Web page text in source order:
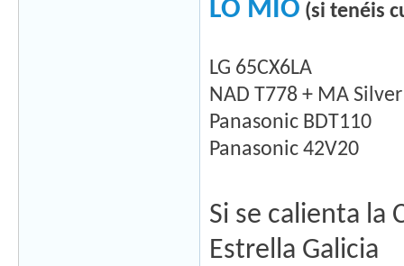
LO MÍO (si tenéis
LG 65CX6LA
NAD T778 + MA
Panasonic BDT110
Panasonic 42V20
Si se calienta la
Estrella Galicia